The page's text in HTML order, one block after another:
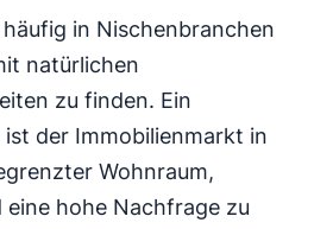
in Nischenbranchen
natürlichen
zu finden. Ein
ist der Immobilienmarkt in
Wohnraum,
eine hohe Nachfrage zu